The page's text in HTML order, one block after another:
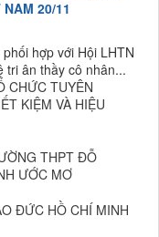
20/11
hợp với Hội LHTN
tri ân thầy cô nhân...
CHỨC TUYÊN
KIỆM VÀ HIỆU
THPT ĐỖ
ƯỚC MƠ
ĐỨC HỒ CHÍ MINH